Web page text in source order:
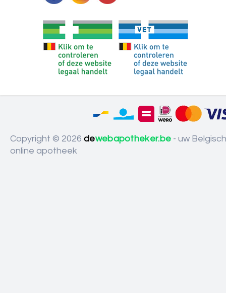
Copyright © 2026 dewebapotheker.be - uw
online apotheek